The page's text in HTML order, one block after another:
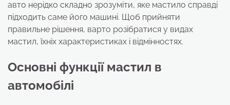
авто нерідко складно зрозуміти, яке мастило справді
підходить саме його машині. Щоб прийняти
правильне рішення, варто розібратися у видах
мастил, їхніх характеристиках і відмінностях.
Основні функції мастил в
автомобілі